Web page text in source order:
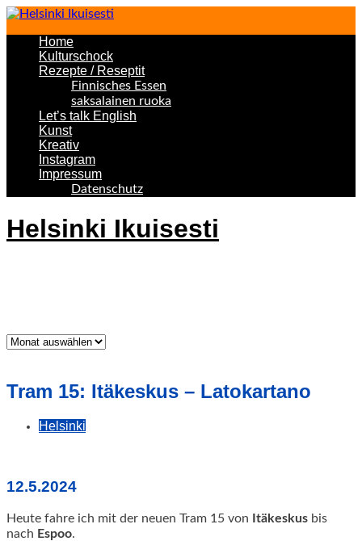
Home
Kulturschock
Rezepte / Reseptit
Finnisches Essen
saksalainen ruoka
Let’s talk English
Kunst
Kreativ
Instagram
Impressum
Datenschutz
Helsinki Ikuisesti
Was
Tram 15: Itäkeskus – Latokartano
Helsinki
12.5.2024
Heute fahre ich mit der neuen Tram 15 von Itäkeskus bis
nach Espoo.